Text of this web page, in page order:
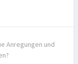
Anregungen und